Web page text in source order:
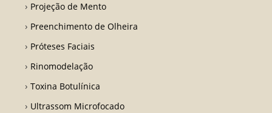
Projeção de Mento
Preenchimento de Olheira
Próteses Faciais
Rinomodelação
Toxina Botulínica
Ultrassom Microfocado